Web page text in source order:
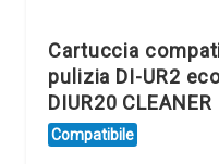
Cartuccia
pulizia DI-UR2
DIUR20 CLEANER
Compatibile